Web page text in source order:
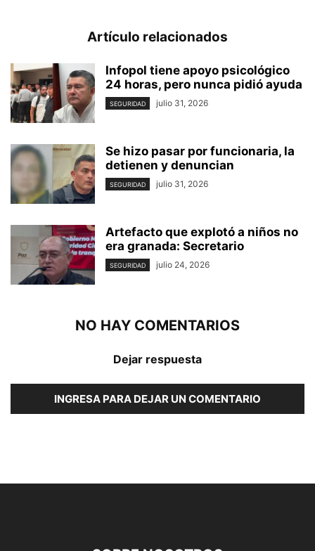
Artículo relacionados
Infopol tiene apoyo psicológico
24 horas, pero nunca pidió ayuda
SEGURIDAD julio 31, 2026
Se hizo pasar por funcionaria, la
detienen y denuncian
SEGURIDAD julio 31, 2026
Artefacto que explotó a niños no
era granada: Secretario
SEGURIDAD julio 24, 2026
NO HAY COMENTARIOS
Dejar respuesta
INGRESA PARA DEJAR UN COMENTARIO